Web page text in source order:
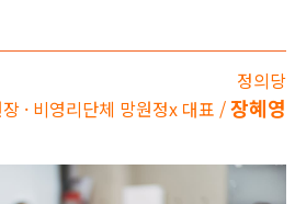
정의당
· 비영리단체 망원정x 대표 /장혜영